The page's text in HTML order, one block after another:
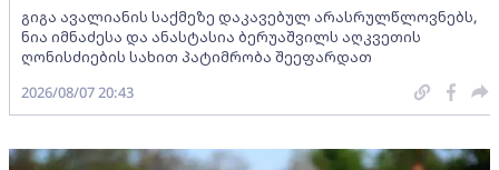
გიგა ავალიანის საქმეზე დაკავებულ არასრულწლოვნებს,
ნია იმნაძესა და ანასტასია ბერუაშვილს აღკვეთის
ღონისძიების სახით პატიმრობა შეეფარდათ
2026/08/07 20:43